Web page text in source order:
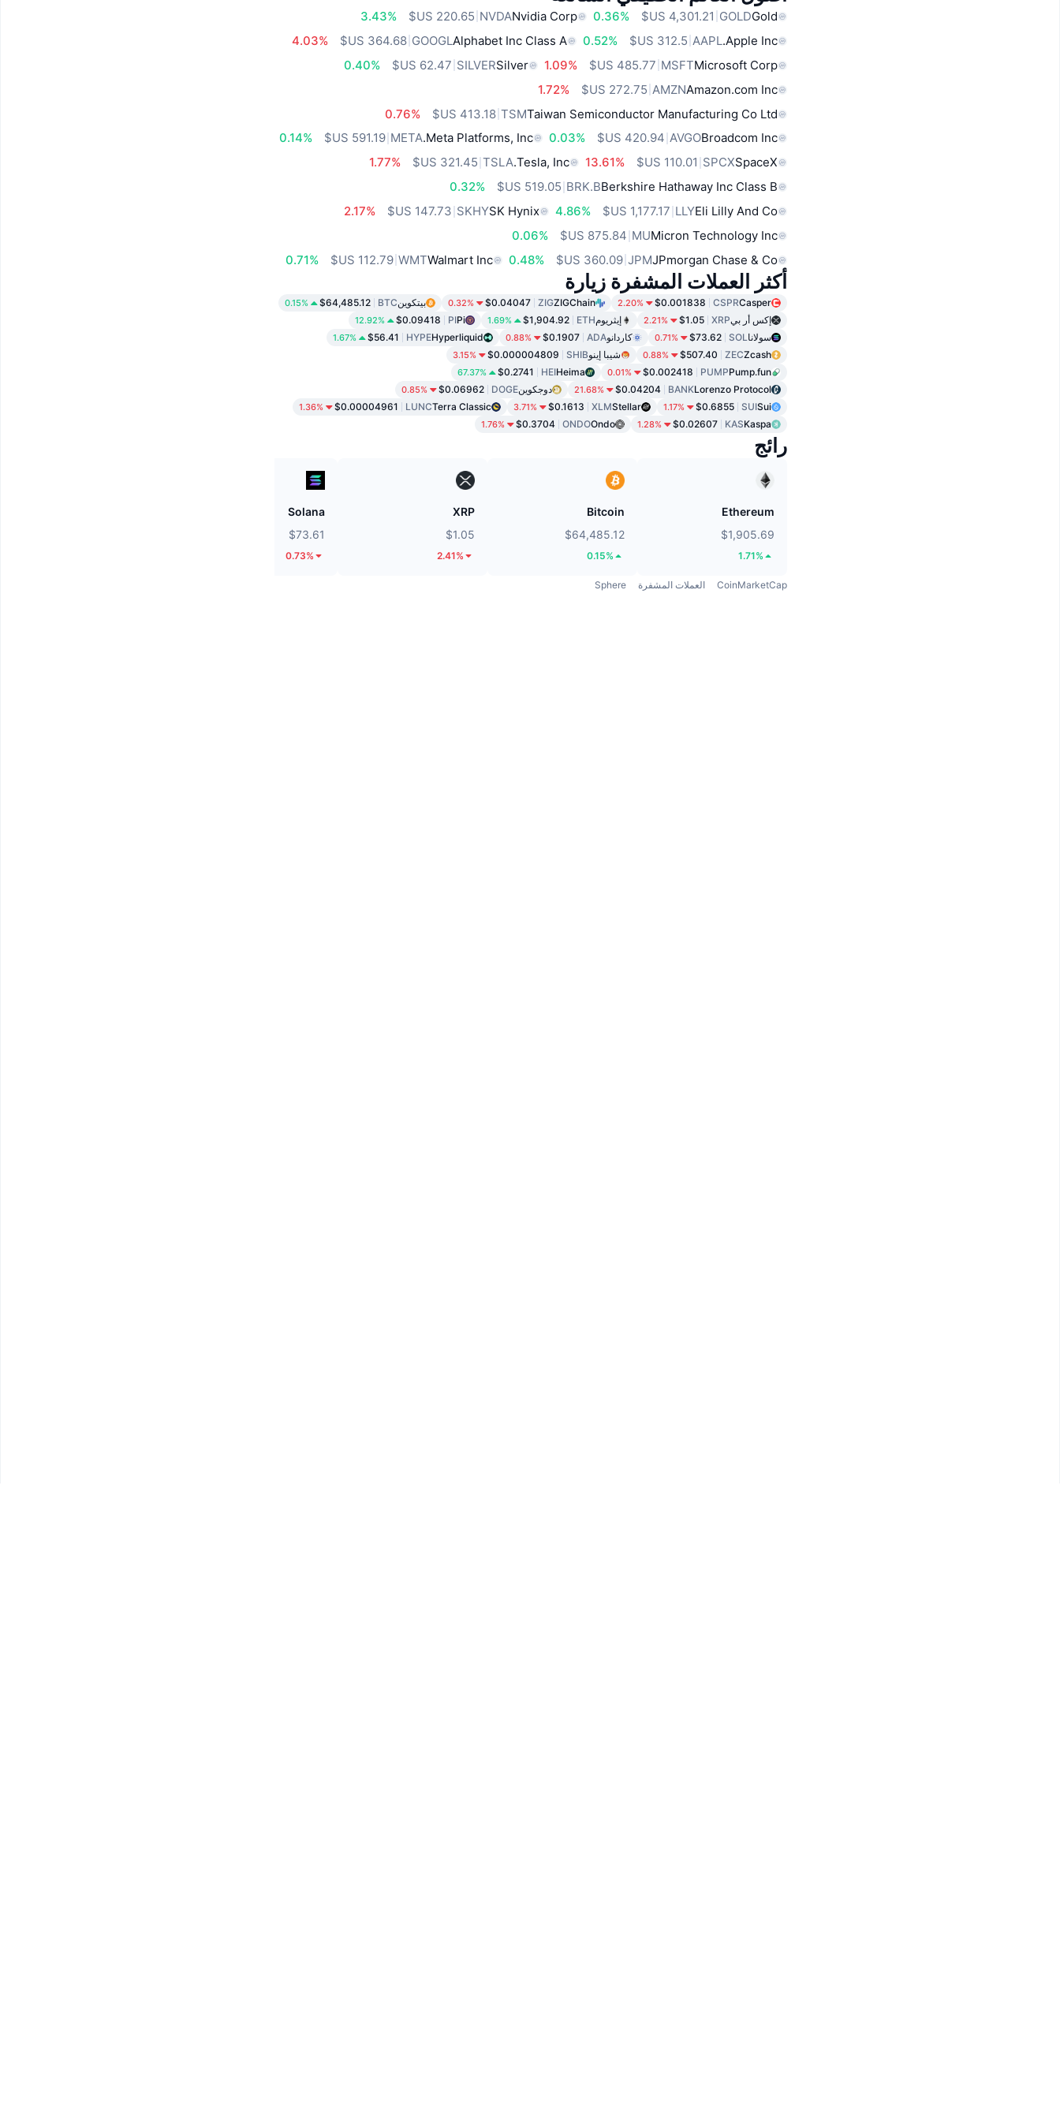
Gold
GOLD
0.36%
Nvidia Corp
NVDA
3.43%
Apple Inc.
AAPL
0.52%
Alphabet Inc Class A
GOOGL
‏364.68 US$
4.03%
Microsoft Corp
MSFT
1.09%
Silver
SILVER
0.40%
Amazon.com Inc
AMZN
1.72%
Taiwan Semiconductor Manufacturing Co Ltd
TSM
‏413.18 US$
0.76%
Broadcom Inc
AVGO
0.03%
Meta Platforms, Inc.
META
‏591.19 US$
0.14%
SpaceX
SPCX
13.61%
Tesla, Inc.
TSLA
1.77%
Berkshire Hathaway Inc Class B
BRK.B
0.32%
Eli Lilly And Co
LLY
4.86%
SK Hynix
SKHY
2.17%
Micron Technology Inc
MU
0.06%
JPmorgan Chase & Co
JPM
‏360.09 US$
0.48%
Walmart Inc
WMT
‏112.79 US$
0.71%
أكثر العملات المشفرة زيارة
Casper
CSPR
$0.001838
2.20%
ZIGChain
ZIG
$0.04047
0.32% بيتكوينBTC
$64,485.12
0.15%
إكس أر بيXRP
$1.05
2.21% إيثريومETH
$1,904.92
1.69%
Pi
PI
$0.09418
12.92%
سولانا SOL
$73.62
0.71% كاردانوADA
$0.1907
0.88%
Hyperliquid
HYPE
$56.41
1.67%
Zcash
ZEC
$507.40
0.88% شيبا إينوSHIB
$0.000004809
3.15%
Pump.fun
PUMP
$0.002418
0.01%
Heima
HEI
$0.2741
67.37%
Lorenzo Protocol
BANK
$0.04204
21.68% دوجكوينDOGE
$0.06962
0.85%
Sui
SUI
$0.6855
1.17%
Stellar
XLM
$0.1613
3.71%
Terra Classic
LUNC
$0.00004961
1.36%
Kaspa
KAS
$0.02607
1.28%
Ondo
ONDO
$0.3704
1.76%
رائج
Ethereum
$1,905.69
1.71%
Bitcoin
$64,485.12
0.15%
XRP
$1.05
2.41%
Solana
$73.61
0.73%
CoinMarketCap العملات المشفرة Sphere